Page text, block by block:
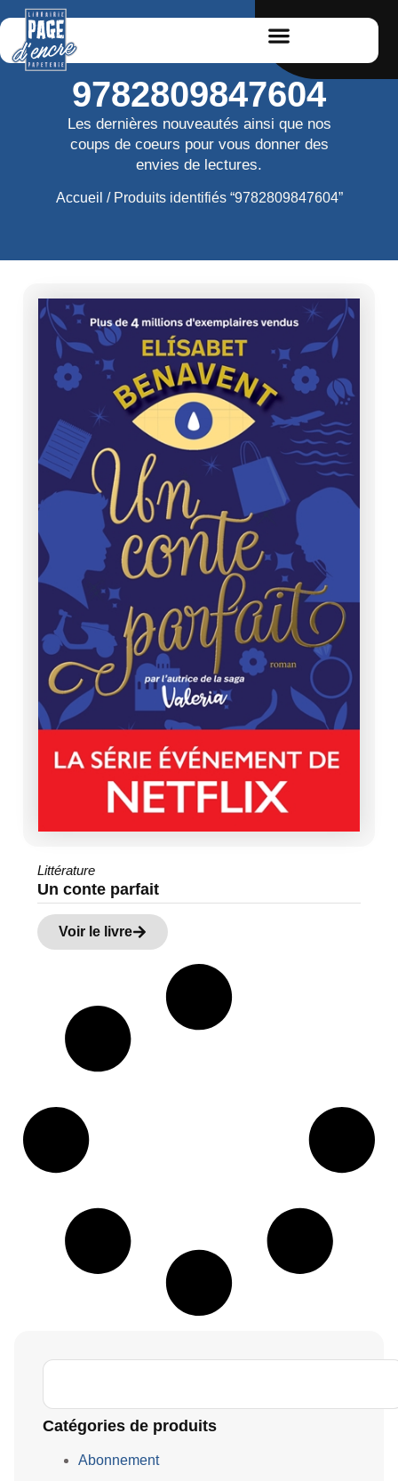
9782809847604
Les dernières nouveautés ainsi que nos
coups de coeurs pour vous donner des
envies de lectures.
Accueil / Produits identifiés “9782809847604”
Littérature
Un conte parfait
Voir le livre
Catégories de produits
Abonnement